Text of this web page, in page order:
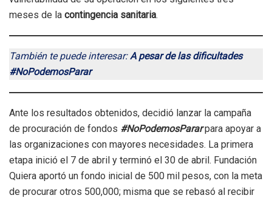
meses de la contingencia sanitaria.
También te puede interesar:A pesar de las dificultades
#NoPodemosParar
Ante los resultados obtenidos, decidió lanzar la campaña
de procuración de fondos #NoPodemosPararpara apoyar a
las organizaciones con mayores necesidades. La primera
etapa inició el 7 de abril y terminó el 30 de abril. Fundación
Quiera aportó un fondo inicial de 500 mil pesos, con la meta
de procurar otros 500,000; misma que se rebasó al recibir